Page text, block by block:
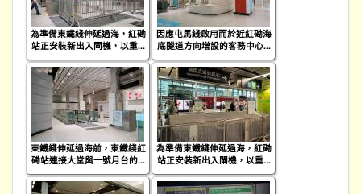
為準備東鐵綫伸延過海，紅磡
站正安裝新出入閘機，以重...
因應屯馬綫啟用而於近紅磡海
底隧道方向增設的客務中心...
東鐵綫伸延過海前，東鐵綫紅
磡站連接大堂與一號月台的...
為準備東鐵綫伸延過海，紅磡
站正安裝新出入閘機，以重...